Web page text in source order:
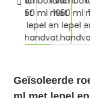
Geïsoleerde